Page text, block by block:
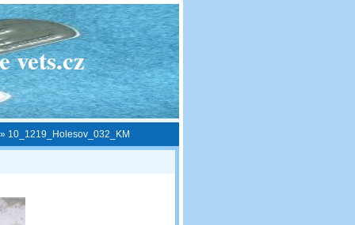
vets.cz
» 10_1219_Holesov_032_KM